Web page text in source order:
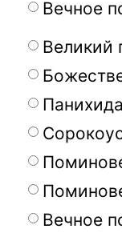
Вечное
Великий
Панихида
Вечное